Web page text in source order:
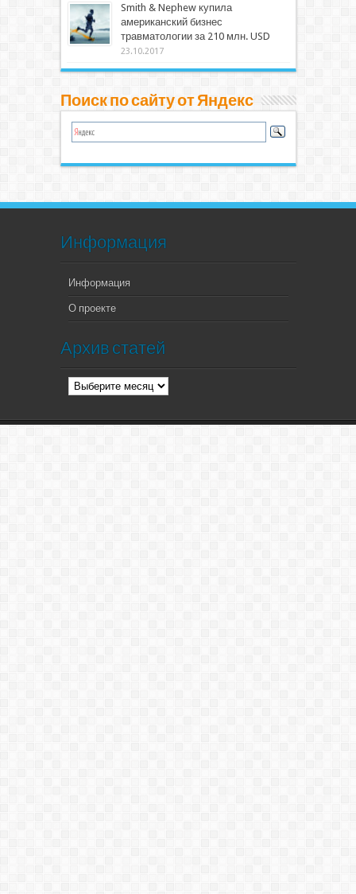
Smith & Nephew купила
американский бизнес
травматологии за 210 млн. USD
23.10.2017
Поиск по сайту от Яндекс
Информация
Информация
О проекте
Архив статей
Архив
статей